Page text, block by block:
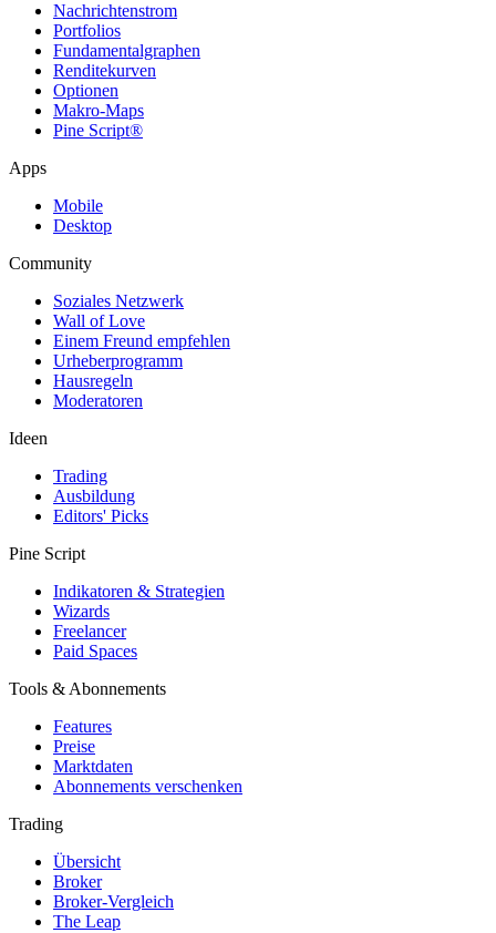
Nachrichtenstrom
Portfolios
Fundamentalgraphen
Renditekurven
Optionen
Makro-Maps
Pine Script®
Apps
Mobile
Desktop
Community
Soziales Netzwerk
Wall of Love
Einem Freund empfehlen
Urheberprogramm
Hausregeln
Moderatoren
Ideen
Trading
Ausbildung
Editors' Picks
Pine Script
Indikatoren & Strategien
Wizards
Freelancer
Paid Spaces
Tools & Abonnements
Features
Preise
Marktdaten
Abonnements verschenken
Trading
Übersicht
Broker
Broker-Vergleich
The Leap